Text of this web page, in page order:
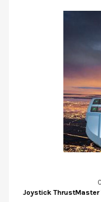
Joystick ThrustMaster